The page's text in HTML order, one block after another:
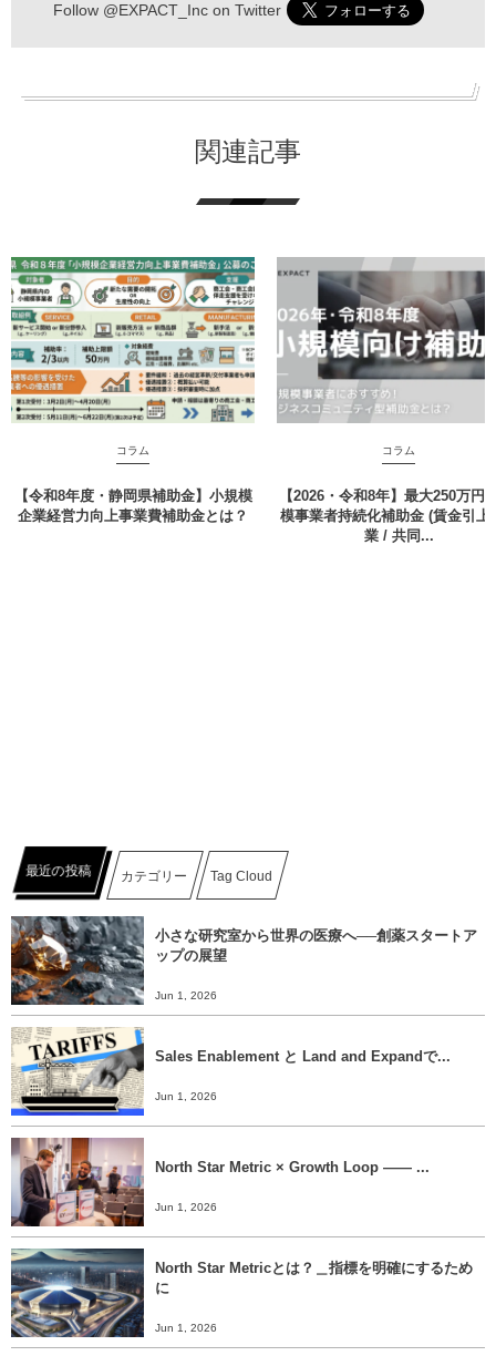
Follow @EXPACT_Incon Twitter
関連記事
コラム
【令和8年度・静岡県補助金】小規模
企業経営力向上事業費補助金とは？
コラム
【2026・令和8年】最大250万円
模事業者持続化補助金 (賃金引上
業 / 共同...
最近の投稿 カテゴリー Tag Cloud
小さな研究室から世界の医療へ──創薬スタートア
ップの展望
Jun 1, 2026
Sales Enablement と Land and Expandで...
Jun 1, 2026
North Star Metric × Growth Loop ―― ...
Jun 1, 2026
North Star Metricとは？＿指標を明確にするため
に
Jun 1, 2026